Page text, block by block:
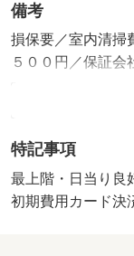
備考
損保要／室内清
５００円／保証会
００円／月額保
５％／火災保険
／鍵セット費３
エアコン／クロゼ
／ＴＶインターホ
特記事項
最上階・日当り良
初期費用カード決